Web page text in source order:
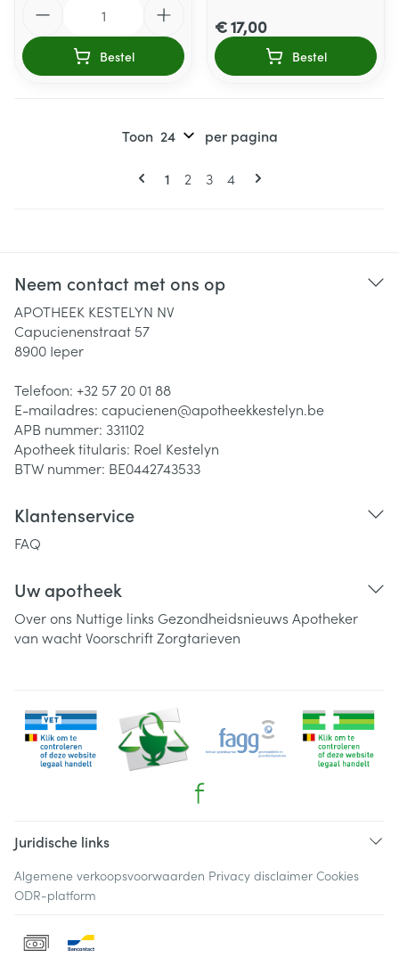
Bestel
€ 17,00
Bestel
Pagina's
U lees momenteel pagina
1 Pagina
2 Pagina
3 Pagina
4
Toon per pagina
Neem contact met ons op
APOTHEEK KESTELYN NV
Capucienenstraat 57
8900 Ieper
Telefoon: +32 57 20 01 88
E-mailadres: capucienen@apotheekkestelyn.be
APB nummer: 331102
Apotheek titularis: Roel Kestelyn
BTW nummer: BE0442743533
Klantenservice
FAQ
Uw apotheek
Over ons Nuttige links Gezondheidsnieuws Apotheker
van wachtVoorschriftZorgtarieven
Juridische links
Algemene verkoopsvoorwaarden Privacy disclaimer Cookies
ODR-platform